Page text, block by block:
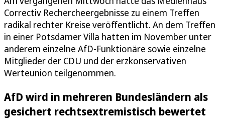
Correctiv Rechercheergebnisse zu einem Treffen
radikal rechter Kreise veröffentlicht. An dem Treffen
in einer Potsdamer Villa hatten im November unter
anderem einzelne AfD-Funktionäre sowie einzelne
Mitglieder der CDU und der erzkonservativen
Werteunion teilgenommen.
AfD wird in mehreren Bundesländern als
gesichert rechtsextremistisch bewertet